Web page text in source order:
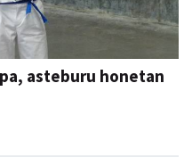
asteburu honetan